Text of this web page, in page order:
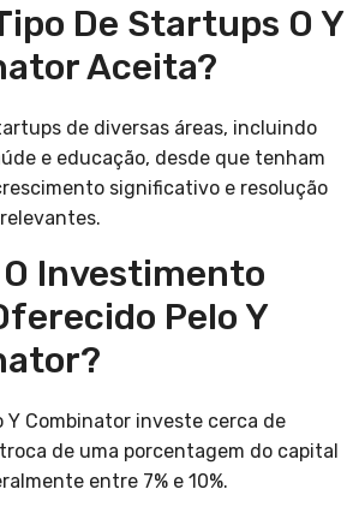
De Startups O Y
Aceita?
de diversas áreas, incluindo
e educação, desde que tenham
significativo e resolução
Investimento
Pelo Y
Y Combinator investe cerca de
de uma porcentagem do capital
entre 7% e 10%.